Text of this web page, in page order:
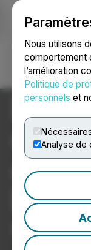
Nous utilisons
comportement
l’amélioration
Politique de
personnels et
Analyse de
Ouvrir
Des
l’IA